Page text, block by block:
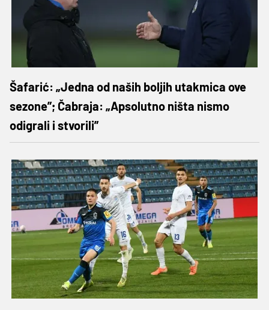
Šafarić: „Jedna od naših boljih utakmica ove
sezone”; Čabraja: „Apsolutno ništa nismo
odigrali i stvorili”